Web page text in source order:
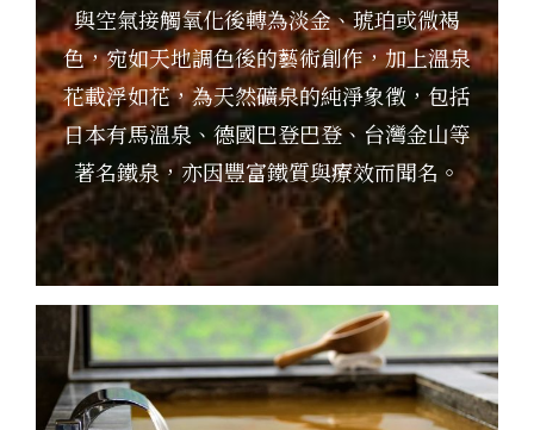
與空氣接觸氧化後轉為淡金、琥珀或微褐
色，宛如天地調色後的藝術創作，加上溫泉
花載浮如花，為天然礦泉的純淨象徵，包括
日本有馬溫泉、德國巴登巴登、台灣金山等
著名鐵泉，亦因豐富鐵質與療效而聞名。